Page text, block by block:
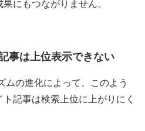
にもつながりません。
事は上位表示できない
の進化によって、このよう
記事は検索上位に上がりにく